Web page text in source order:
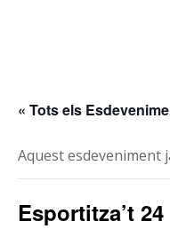
« Tots els
Aquest esdeveniment
Esportitza’t